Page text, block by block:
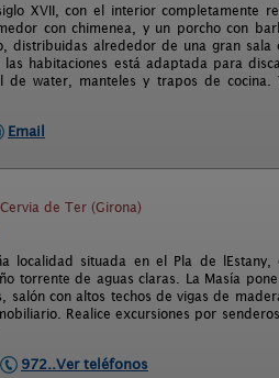
XVII, con el interior completamente
con chimenea, y un porcho con
alrededor de una gran sala
habitaciones está adaptada para
water, manteles y trapos de
Email
de Ter (Girona)
situada en el Pla de lEstany,
torrente de aguas claras. La Masía
con altos techos de vigas de
Realice excursiones por
972..Ver teléfonos